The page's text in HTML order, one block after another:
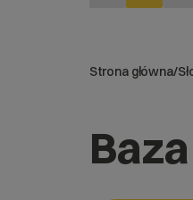
Strona główna/